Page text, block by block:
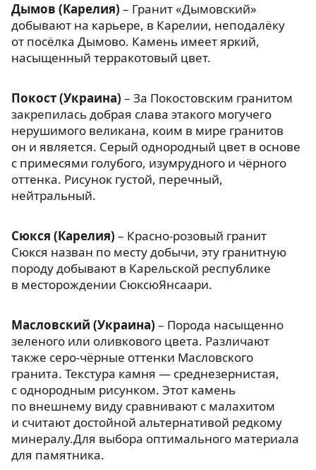
Дымов (Карелия) – Гранит «Дымовский»
добывают на карьере, в Карелии, неподалёку
от посёлка Дымово. Камень имеет яркий,
насыщенный терракотовый цвет.
Покост (Украина) – За Покостовским гранитом
закрепилась добрая слава этакого могучего
нерушимого великана, коим в мире гранитов
он и является. Серый однородный цвет в основе
с примесями голубого, изумрудного и чёрного
оттенка. Рисунок густой, перечный,
нейтральный.
Сюкся (Карелия) – Красно-розовый гранит
Сюкся назван по месту добычи, эту гранитную
породу добывают в Карельской республике
в месторождении СюксюЯнсаари.
Масловский (Украина) – Порода насыщенно
зеленого или оливкового цвета. Различают
также серо-чёрные оттенки Масловского
гранита. Текстура камня — среднезернистая,
с однородным рисунком. Этот камень
по внешнему виду сравнивают с малахитом
и считают достойной альтернативой редкому
минералу.Для выбора оптимального материала
для памятника.